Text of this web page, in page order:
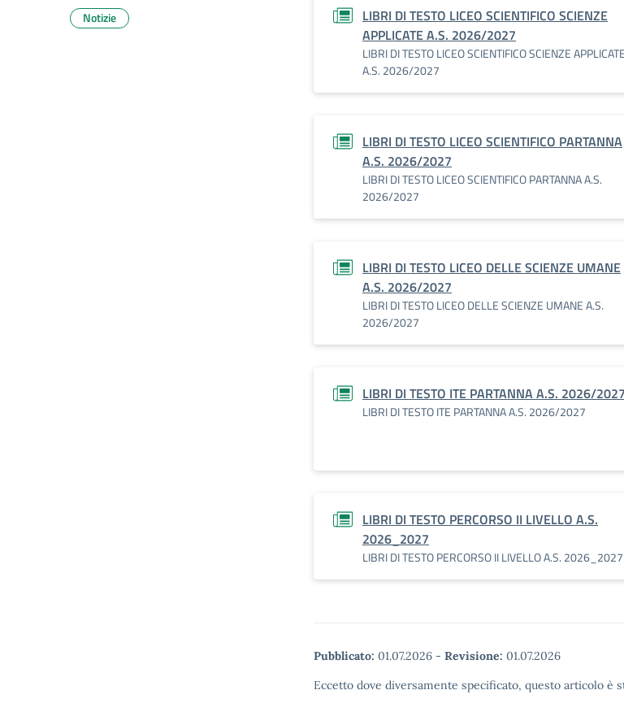
LIBRI DI TESTO LICEO SCIENTIFICO SCIENZE
APPLICATE A.S. 2026/2027
LIBRI DI TESTO LICEO SCIENTIFICO SCIENZE APPLICATE
A.S. 2026/2027
LIBRI DI TESTO LICEO SCIENTIFICO PARTANNA
A.S. 2026/2027
LIBRI DI TESTO LICEO SCIENTIFICO PARTANNA A.S.
2026/2027
LIBRI DI TESTO LICEO DELLE SCIENZE UMANE
A.S. 2026/2027
LIBRI DI TESTO LICEO DELLE SCIENZE UMANE A.S.
2026/2027
LIBRI DI TESTO ITE PARTANNA A.S. 2026/2027
LIBRI DI TESTO ITE PARTANNA A.S. 2026/2027
LIBRI DI TESTO PERCORSO II LIVELLO A.S.
2026_2027
LIBRI DI TESTO PERCORSO II LIVELLO A.S. 2026_2027
Pubblicato: 01.07.2026 - Revisione: 01.07.2026
Eccetto dove diversamente specificato, questo articolo è
Notizie